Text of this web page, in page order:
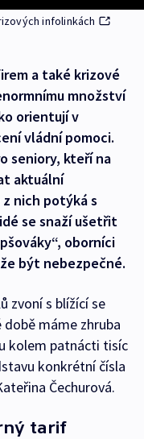
infolinkách
a také krizové
množství
orientují v
vládní pomoci.
seniory, kteří na
aktuální
nich potýká s
se snaží ušetřit
oborníci
být nebezpečné.
zvoní s blížící se
době máme zhruba
kolem patnácti tisíc
konkrétní čísla
Čechurová.
tarif